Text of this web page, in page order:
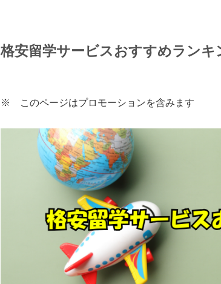
格安留学サービスおすすめランキ
※ このページはプロモーションを含みます